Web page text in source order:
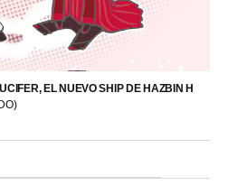
EL NUEVO SHIP DE HAZBIN H